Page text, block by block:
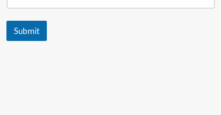
i
N
m
Submit